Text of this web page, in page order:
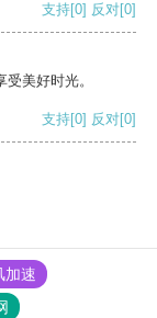
支持[0] 反对[0]
美好时光。
支持[0] 反对[0]
加速